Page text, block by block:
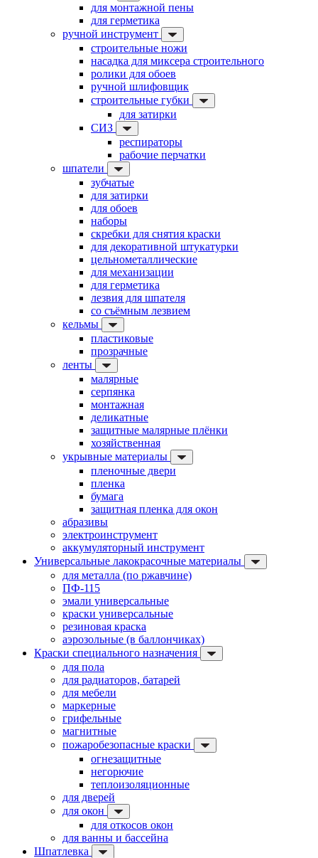
для монтажной пены
для герметика
ручной инструмент
строительные ножи
насадка для миксера строительного
ролики для обоев
ручной шлифовщик
строительные губки
для затирки
СИЗ
респираторы
рабочие перчатки
шпатели
зубчатые
для затирки
для обоев
наборы
скребки для снятия краски
для декоративной штукатурки
цельнометаллические
для механизации
для герметика
лезвия для шпателя
со съёмным лезвием
кельмы
пластиковые
прозрачные
ленты
малярные
серпянка
монтажная
деликатные
защитные малярные плёнки
хозяйственная
укрывные материалы
пленочные двери
пленка
бумага
защитная пленка для окон
абразивы
электроинструмент
аккумуляторный инструмент
Универсальные лакокрасочные материалы
для металла (по ржавчине)
ПФ-115
эмали универсальные
краски универсальные
резиновая краска
аэрозольные (в баллончиках)
Краски специального назначения
для пола
для радиаторов, батарей
для мебели
маркерные
грифельные
магнитные
пожаробезопасные краски
огнезащитные
негорючие
теплоизоляционные
для дверей
для окон
для откосов окон
для ванны и бассейна
Шпатлевка